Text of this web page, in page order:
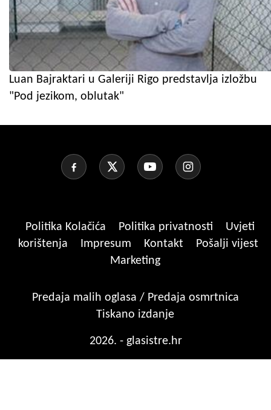
Luan Bajraktari u Galeriji Rigo predstavlja izložbu
"Pod jezikom, oblutak"
Politika Kolačića Politika privatnosti
Uvjeti
korištenja
Impresum Kontakt
Pošalji vijest
Marketing
Predaja malih oglasa / Predaja osmrtnica
Tiskano izdanje
2026. - glasistre.hr